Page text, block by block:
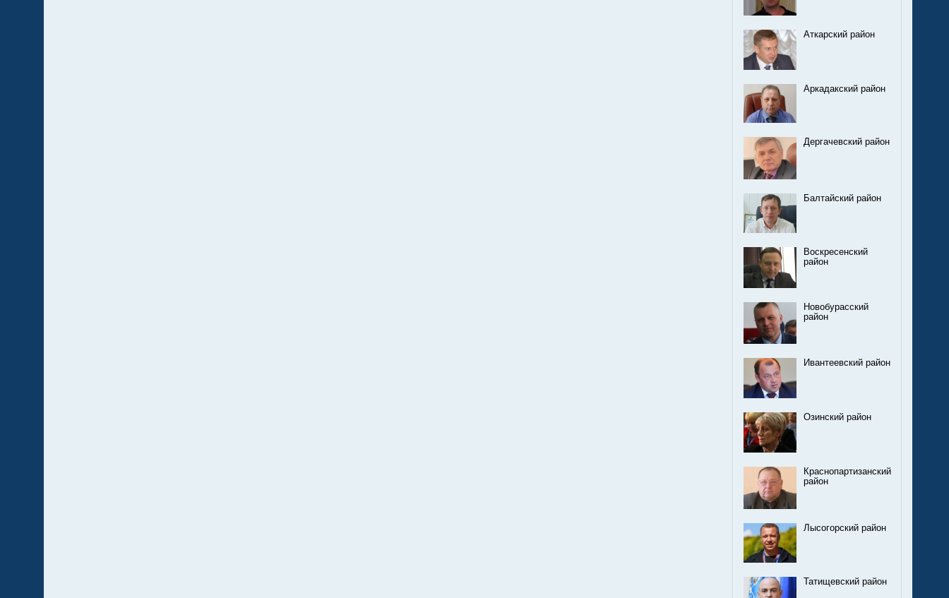
Аткарский район
Аркадакский район
Дергачевский район
Балтайский район
Воскресенский
район
Новобурасский
район
Ивантеевский район
Озинский район
Краснопартизанский
район
Лысогорский район
Татищевский район